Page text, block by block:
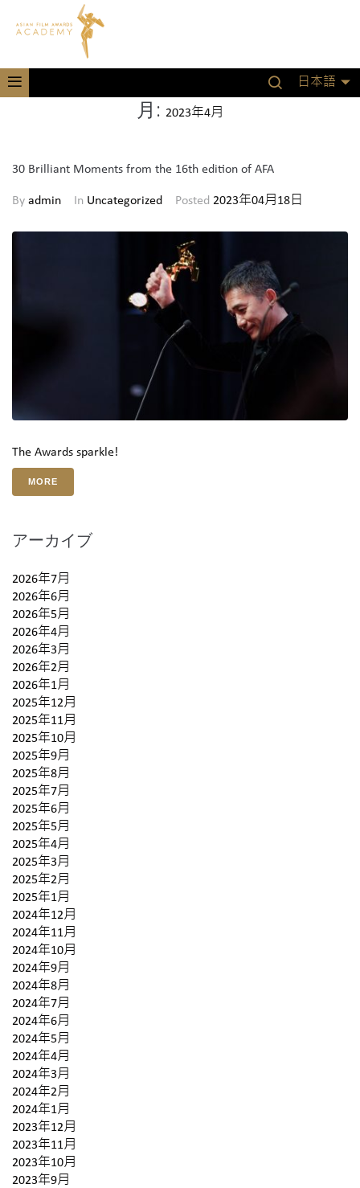
日本語
月: 2023年4月
30 Brilliant Moments from the 16th edition of AFA
By admin In Uncategorized Posted 2023年04月18日
The Awards sparkle!
MORE
アーカイブ
2026年7月
2026年6月
2026年5月
2026年4月
2026年3月
2026年2月
2026年1月
2025年12月
2025年11月
2025年10月
2025年9月
2025年8月
2025年7月
2025年6月
2025年5月
2025年4月
2025年3月
2025年2月
2025年1月
2024年12月
2024年11月
2024年10月
2024年9月
2024年8月
2024年7月
2024年6月
2024年5月
2024年4月
2024年3月
2024年2月
2024年1月
2023年12月
2023年11月
2023年10月
2023年9月